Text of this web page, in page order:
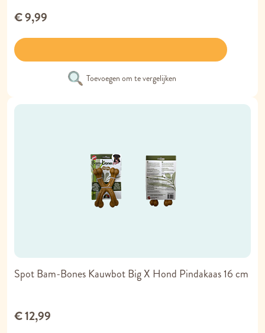
€ 9,99
Toevoegen om te vergelijken
Spot Bam-Bones Kauwbot Big X Hond Pindakaas 16 cm
€ 12,99